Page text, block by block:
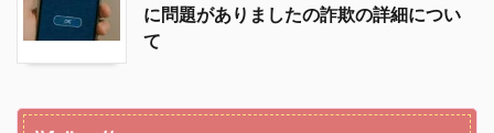
に問題がありましたの詐欺の詳細につい
て